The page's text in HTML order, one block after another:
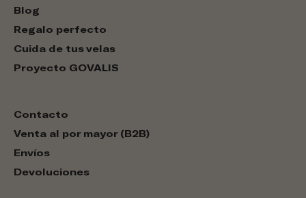
Blog
Regalo perfecto
Cuida de tus velas
Proyecto GOVALIS
Contacto
Venta al por mayor (B2B)
Envíos
Devoluciones